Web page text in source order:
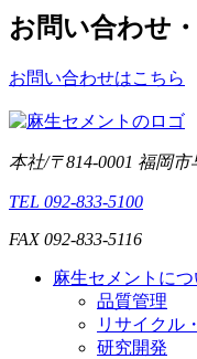
お問い合わせ
お問い合わせはこちら
本社/〒814-0001 福岡
TEL 092-833-5100
FAX 092-833-5116
麻生セメントにつ
品質管理
リサイクル
研究開発